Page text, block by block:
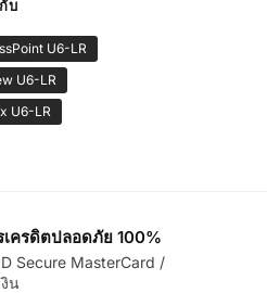
บ
U6-LR
U6-LR
U6-LR
ครดิตปลอดภัย 100%
Secure MasterCard /
น